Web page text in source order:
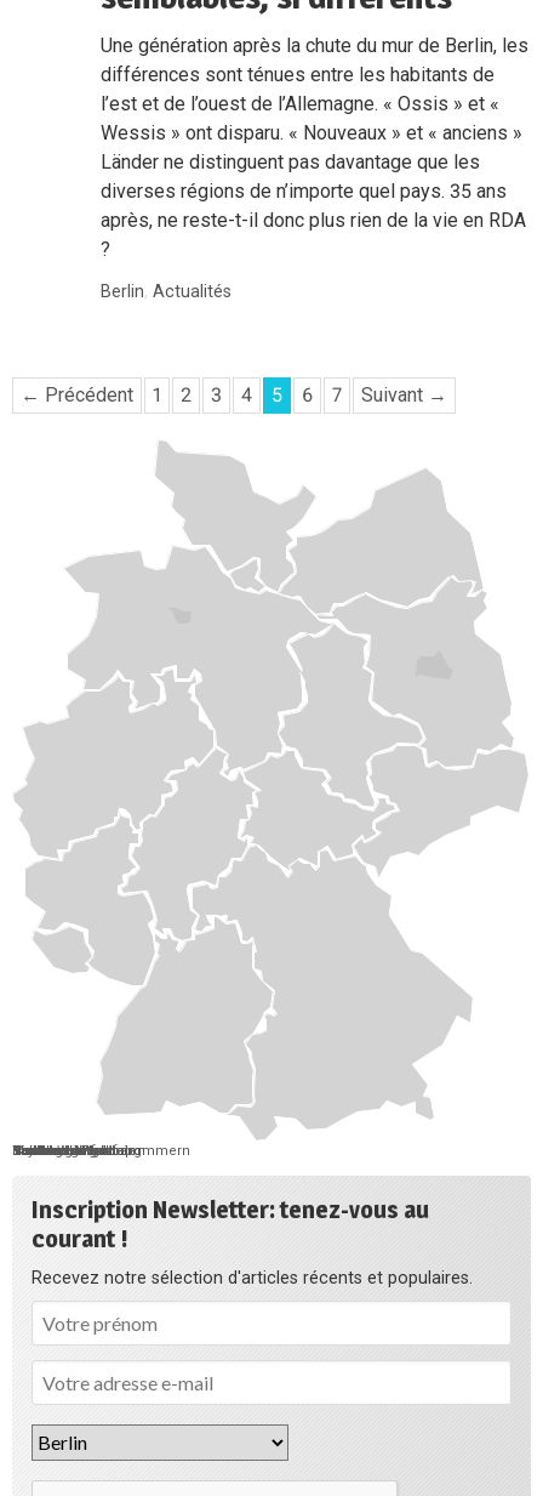
Une génération après la chute du mur de Berlin, les
différences sont ténues entre les habitants de
l’est et de l’ouest de l’Allemagne. « Ossis » et «
Wessis » ont disparu. « Nouveaux » et « anciens »
Länder ne distinguent pas davantage que les
diverses régions de n’importe quel pays. 35 ans
après, ne reste-t-il donc plus rien de la vie en RDA
?
Berlin,Actualités
← Précédent 1 2 3 4 5 6 7 Suivant →
Berlin
Bremen
Hamburg
Saarland
Schleswig-Holstein
Mecklenburg-Vorpommern
Brandenburg
Niedersachsen
Sachsen-Anhalt
Sachsen
Thüringen
Hessen
Nordrhein-Westfalen
Rheinland-Pfalz
Baden-Württemberg
Bayern
Inscription Newsletter: tenez-vous au
courant !
Recevez notre sélection d'articles récents et populaires.